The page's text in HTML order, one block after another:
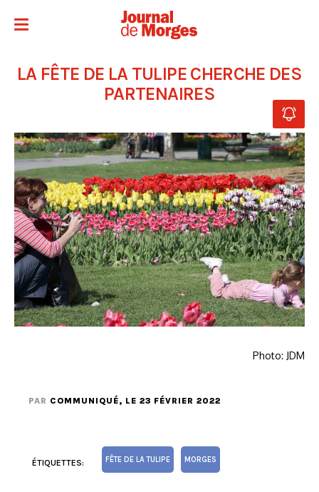
LA FÊTE DE LA TULIPE CHERCHE DES
PARTENAIRES
Photo: JDM
PAR COMMUNIQUÉ, LE 23 FÉVRIER 2022
ÉTIQUETTES: FÊTE DE LA TULIPE MORGES